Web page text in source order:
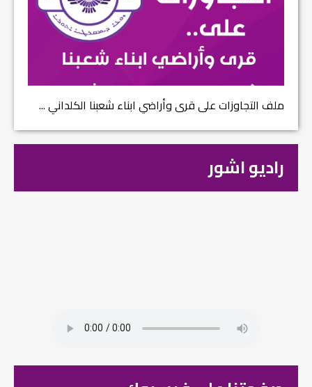
ملف التجاوزات على قرى وأراضي ابناء شعبنا الكلداني ...
راديو اشور